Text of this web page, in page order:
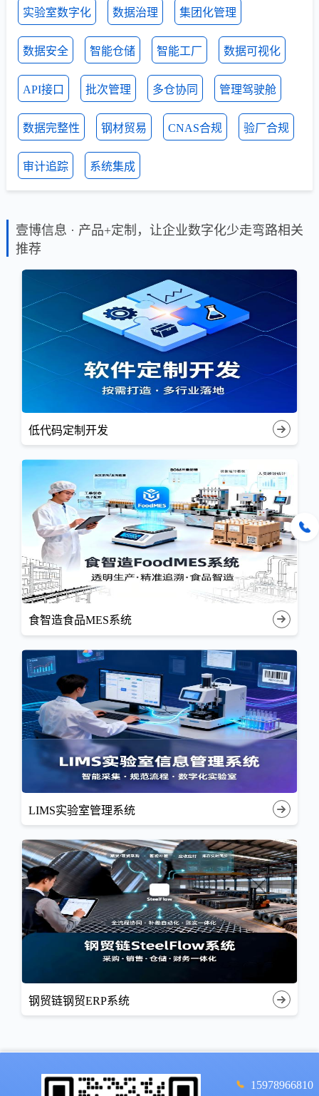
实验室数字化 数据治理 集团化管理
数据安全 智能仓储 智能工厂 数据可视化
API接口 批次管理 多仓协同 管理驾驶舱
数据完整性 钢材贸易 CNAS合规 验厂合规
审计追踪 系统集成
壹博信息 · 产品+定制，让企业数字化少走弯路相关
推荐
低代码定制开发
食智造食品MES系统
LIMS实验室管理系统
钢贸链钢贸ERP系统
15978966810